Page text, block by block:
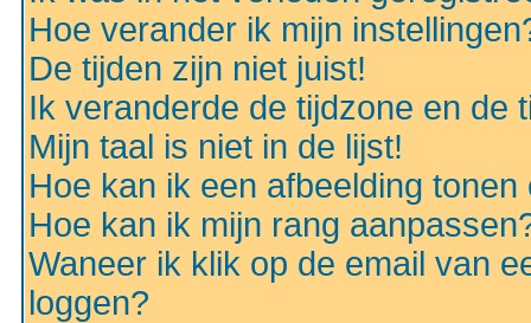
Hoe verander ik mijn
De tijden zijn niet juist!
Ik veranderde de tijdzone en de
Mijn taal is niet in de lijst!
Hoe kan ik een afbeelding
Hoe kan ik mijn rang
Waneer ik klik op de email van
loggen?